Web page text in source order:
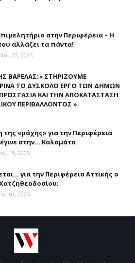
στην Περιφέρεια – Η
αλλάζει τα πάντα!
22, 2025
ΒΑΡΕΛΑΣ:« ΣΤΗΡΙΖΟΥΜΕ
ΤΟ ΔΥΣΚΟΛΟ ΕΡΓΟ ΤΩΝ ΔΗΜΩΝ
ΚΑΙ ΤΗΝ ΑΠΟΚΑΤΑΣΤΑΣΗ
ΠΕΡΙΒΑΛΛΟΝΤΟΣ ».
της «μάχης» για την Περιφέρεια
στην... Καλαμάτα
19, 2025
για την Περιφέρεια Αττικής ο
01, 2025